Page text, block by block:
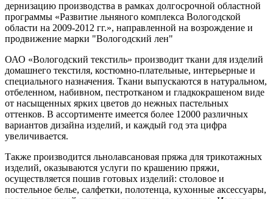
дернизацию производства в рамках долгосрочной областной
программы «Развитие льняного комплекса Вологодской
области на 2009-2012 гг.», направленной на возрождение и
продвижение марки "Вологодский лен"
ОАО «Вологодский текстиль» производит ткани для изделий
домашнего текстиля, костюмно-плательные, интерьерные и
специального назначе­ния. Ткани выпускаются в натуральном,
отбеленном, набивном, пестро­тканом и гладкокрашеном виде
от насыщенных ярких цветов до нежных пастельных
оттенков. В ассортименте имеется более 12000 различных
вариантов дизайна изделий, и каждый год эта цифра
увеличивается.
Также производится льнолавсановая пряжа для трикотажных
изделий, оказываются услуги по крашению пряжи,
осуществляется пошив готовых изделий: столовое и
постельное белье, салфетки, полотенца, кухонные аксессуары,